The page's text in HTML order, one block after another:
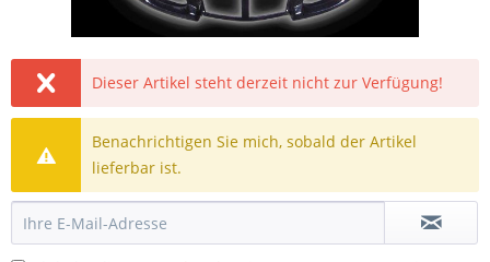
Dieser Artikel steht derzeit nicht zur Verfügung!
Benachrichtigen Sie mich, sobald der Artikel
lieferbar ist.